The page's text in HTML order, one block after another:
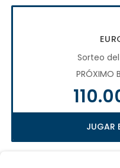
Sorteo
PRÓXIMO
JUGAR